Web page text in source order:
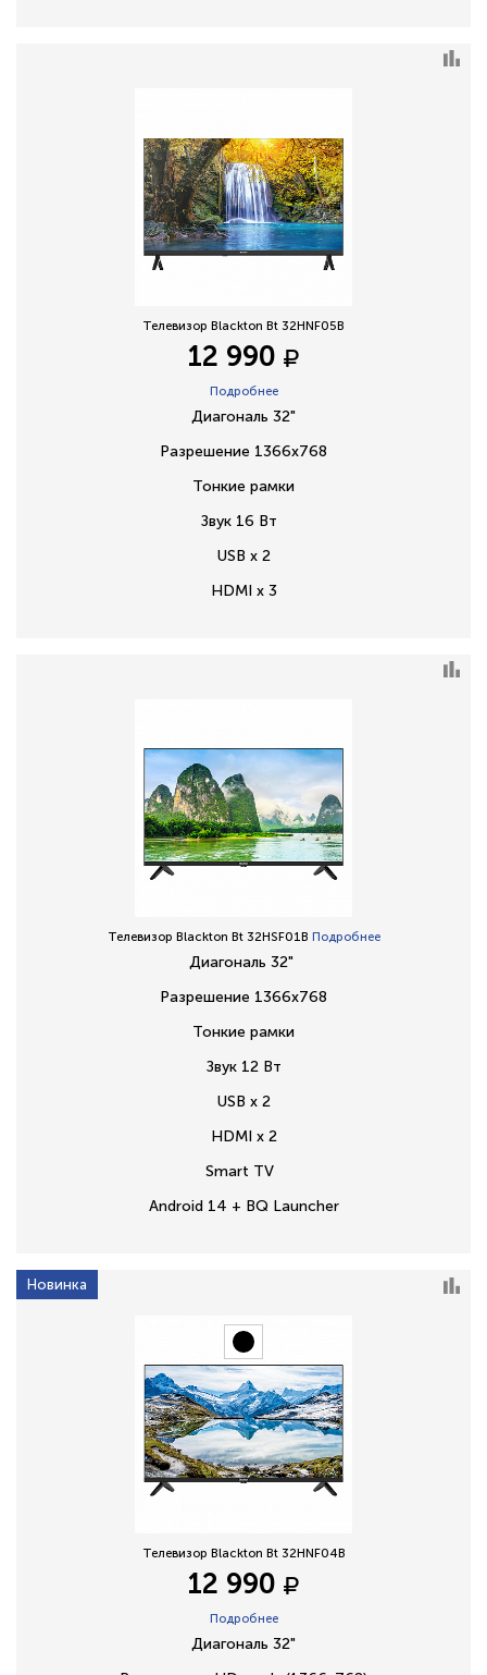
Телевизор Blackton Bt 32HNF05B
12 990
Подробнее
Диагональ 32"
Разрешение 1366х768
Тонкие рамки
Звук 16 Вт
USB x 2
HDMI x 3
Телевизор Blackton Bt 32HSF01B Подробнее
Диагональ 32"
Разрешение 1366х768
Тонкие рамки
Звук 12 Вт
USB x 2
HDMI x 2
Smart TV
Android 14 + BQ Launcher
Новинка
Телевизор Blackton Bt 32HNF04B
12 990
Подробнее
Диагональ 32"